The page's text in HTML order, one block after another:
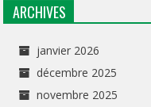
ARCHIVES
janvier 2026
décembre 2025
novembre 2025